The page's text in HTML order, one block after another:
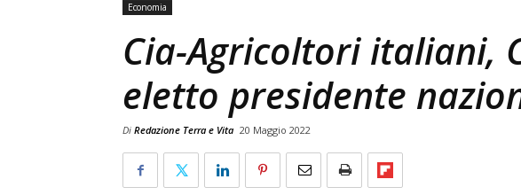
Economia
Cia-Agricoltori italiani,
eletto presidente
Di Redazione Terra e Vita 20 Maggio 2022